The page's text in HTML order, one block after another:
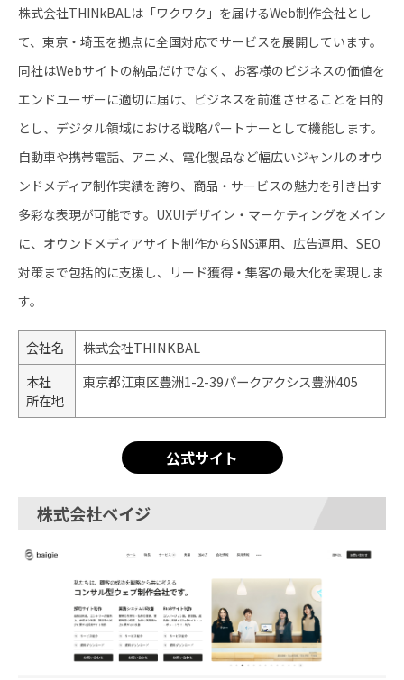
株式会社THINkBALは「ワクワク」を届けるWeb制作会社とし
て、東京・埼玉を拠点に全国対応でサービスを展開しています。
同社はWebサイトの納品だけでなく、お客様のビジネスの価値を
エンドユーザーに適切に届け、ビジネスを前進させることを目的
とし、デジタル領域における戦略パートナーとして機能します。
自動車や携帯電話、アニメ、電化製品など幅広いジャンルのオウ
ンドメディア制作実績を誇り、商品・サービスの魅力を引き出す
多彩な表現が可能です。UXUIデザイン・マーケティングをメイン
に、オウンドメディアサイト制作からSNS運用、広告運用、SEO
対策まで包括的に支援し、リード獲得・集客の最大化を実現しま
す。
会社名
株式会社THINKBAL
本社
所在地
東京都江東区豊洲1-2-39パークアクシス豊洲405
公式サイト
株式会社ベイジ